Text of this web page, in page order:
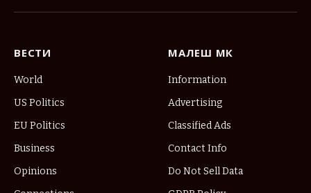
ВЕСТИ
World
US Politics
EU Politics
Business
Opinions
МАЛЕШ МК
Information
Advertising
Classified Ads
Contact Info
Do Not Sell Data